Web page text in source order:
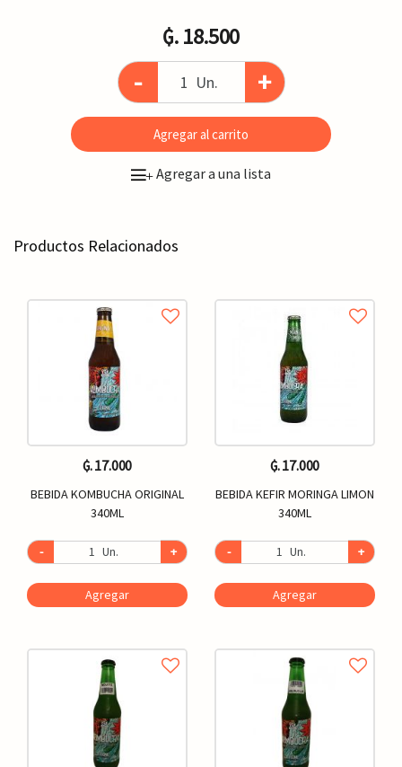
₲. 18.500
- Un. +
Agregar al carrito
+Agregar a una lista
Productos Relacionados
₲. 17.000
BEBIDA KOMBUCHA ORIGINAL
340ML
- Un. +
Agregar
₲. 17.000
BEBIDA KEFIR MORINGA LIMON
340ML
- Un. +
Agregar